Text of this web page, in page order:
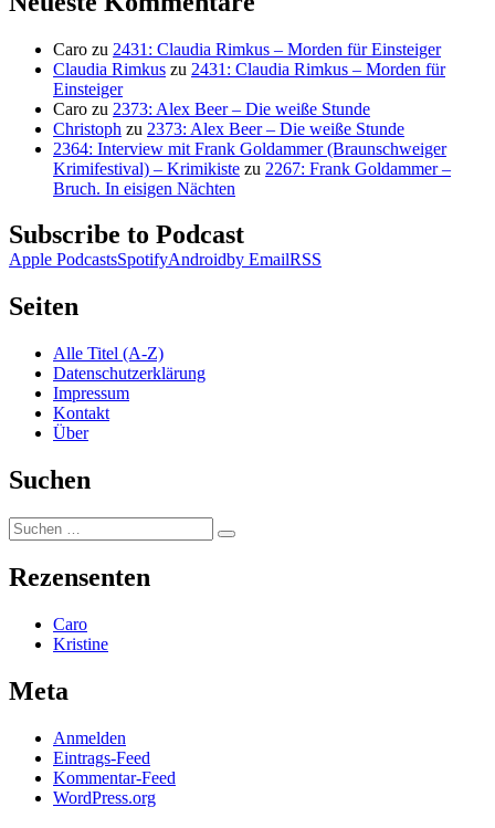
Caro zu 2431: Claudia Rimkus – Morden für Einsteiger
Claudia Rimkus zu 2431: Claudia Rimkus – Morden für
Einsteiger
Caro zu 2373: Alex Beer – Die weiße Stunde
Christoph zu 2373: Alex Beer – Die weiße Stunde
2364: Interview mit Frank Goldammer (Braunschweiger
Krimifestival) – Krimikiste zu 2267: Frank Goldammer –
Bruch. In eisigen Nächten
Subscribe to Podcast
Apple PodcastsSpotifyAndroidby EmailRSS
Seiten
Alle Titel (A-Z)
Datenschutzerklärung
Impressum
Kontakt
Über
Suchen
Suchen
nach:
Suchen
Rezensenten
Caro
Kristine
Meta
Anmelden
Eintrags-Feed
Kommentar-Feed
WordPress.org